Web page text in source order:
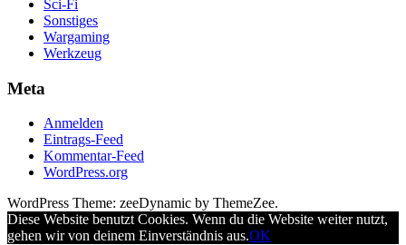
Sci-Fi
Sonstiges
Wargaming
Werkzeug
Meta
Anmelden
Eintrags-Feed
Kommentar-Feed
WordPress.org
WordPress Theme: zeeDynamic by ThemeZee.
Diese Website benutzt Cookies. Wenn du die Website weiter nutzt,
gehen wir von deinem Einverständnis aus.OK